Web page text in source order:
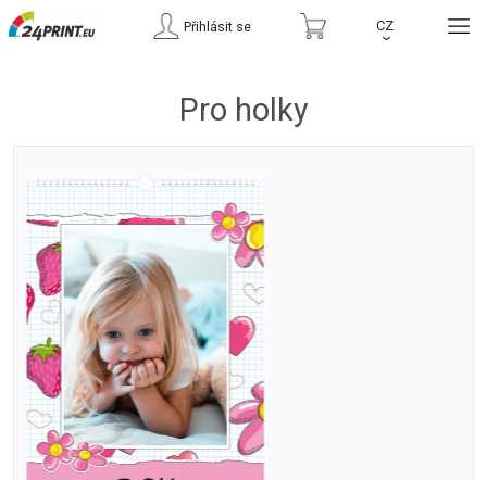
Přihlásit se CZ
›
Pro holky